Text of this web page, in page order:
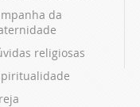
da
religiosas